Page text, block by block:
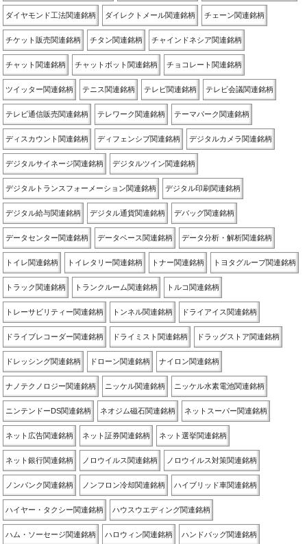
ダイヤモンド工法関連銘柄 ダイレクトメール関連銘柄 チェーン関連銘柄
チケット販売関連銘柄 チタン関連銘柄 チャインドネシア関連銘柄
チャット関連銘柄 チャットボット関連銘柄 チョコレート関連銘柄
ツイッター関連銘柄 テニス関連銘柄 テレビ関連銘柄 テレビ会議関連銘柄
テレビ通信販売関連銘柄 テレワーク関連銘柄 テーマパーク関連銘柄
ディスカウント関連銘柄 ディフェンシブ関連銘柄 デジタルカメラ関連銘柄
デジタルサイネージ関連銘柄 デジタルツイン関連銘柄
デジタルトランスフォーメーション関連銘柄 デジタル印刷関連銘柄
デジタル給与関連銘柄 デジタル通貨関連銘柄 デバッグ関連銘柄
データセンター関連銘柄 データベース関連銘柄 データ分析・解析関連銘柄
トイレ関連銘柄 トイレタリー関連銘柄 トナー関連銘柄 トヨタグループ関連銘柄
トラック関連銘柄 トランクルーム関連銘柄 トルコ関連銘柄
トレーサビリティー関連銘柄 トンネル関連銘柄 ドライアイス関連銘柄
ドライブレコーダー関連銘柄 ドライミスト関連銘柄 ドラッグストア関連銘柄
ドレッシング関連銘柄 ドローン関連銘柄 ナイロン関連銘柄
ナノテクノロジー関連銘柄 ニッケル関連銘柄 ニッケル水素電池関連銘柄
ニンテンドーDS関連銘柄 ネオジム磁石関連銘柄 ネットスーパー関連銘柄
ネット広告関連銘柄 ネット証券関連銘柄 ネット選挙関連銘柄
ネット銀行関連銘柄 ノロウイルス関連銘柄 ノロウイルス対策関連銘柄
ノンバンク関連銘柄 ノンフロン冷却関連銘柄 ハイブリッド車関連銘柄
ハイヤー・タクシー関連銘柄 ハウスウエディング関連銘柄
ハム・ソーセージ関連銘柄 ハロウィン関連銘柄 ハンドバッグ関連銘柄